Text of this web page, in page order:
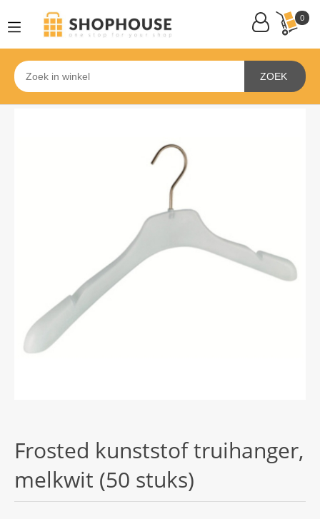
0
ZOEK
Frosted kunststof truihanger,
melkwit (50 stuks)